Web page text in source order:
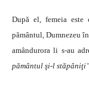
După el, femeia este
pământul, Dumnezeu
amândurora li s-au
pământul şi-l